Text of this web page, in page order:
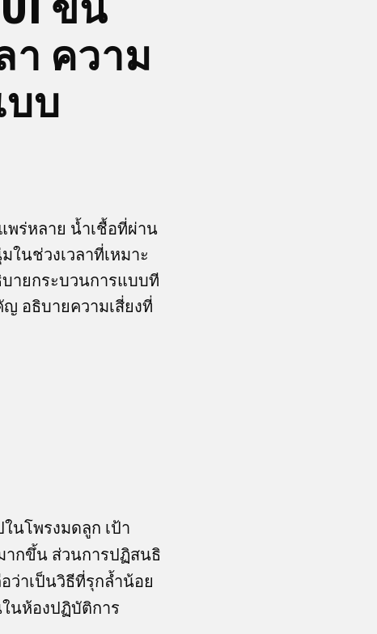
า ความ
บ
พร่หลาย น้ำเชื้อที่ผ่าน
นช่วงเวลาที่เหมาะ
ายกระบวนการแบบที
ญ อธิบายความเสี่ยงที่
นโพรงมดลูก เป้า
ากขึ้น ส่วนการปฏิสนธิ
ว่าเป็นวิธีที่รุกล้ำน้อย
นห้องปฏิบัติการ